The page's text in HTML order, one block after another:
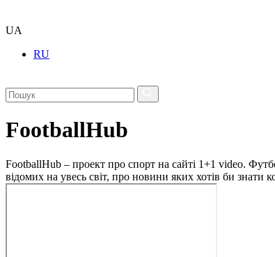
UA
RU
FootballHub
FootballHub – проект про спорт на сайті 1+1 video.
відомих на увесь світ, про новини яких хотів би знати